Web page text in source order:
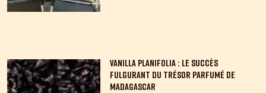
Vanilla Planifolia : le succès
fulgurant du trésor parfumé de
Madagascar